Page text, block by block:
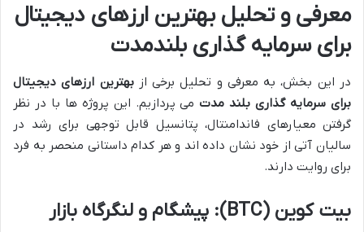
معرفی و تحلیل بهترین ارزهای دیجیتال
برای سرمایه گذاری بلندمدت
در این بخش، به معرفی و تحلیل برخی ازبهترین ارزهای دیجیتال
برای سرمایه گذاری بلند مدت می پردازیم. این پروژه ها با در نظر
گرفتن معیارهای فاندامنتال، پتانسیل قابل توجهی برای رشد در
سالیان آتی از خود نشان داده اند و هر کدام داستانی منحصر به فرد
برای روایت دارند.
بیت کوین (BTC): پیشگام و لنگرگاه بازار